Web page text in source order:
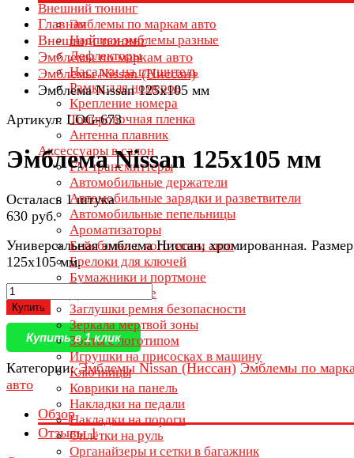
Внешний тюнинг
Эмблемы по маркам авто
Надписи эмблемы разные
Дефлекторы
Насадки на глушитель
Рамки для номеров
Крепление номера
Тонировочная пленка
Антенна плавник
Аксессуары в салон
FM трансмиттеры
Автомобильные держатели
Автомобильные зарядки и разветвители
Автомобильные пепельницы
Ароматизаторы
Бейсболки с логотипом авто
Брелоки для ключей
Бумажники и портмоне
Дети в машине
Заглушки ремня безопасности
Зеркала мертвой зоны
Зонты с логотипом
Игрушки на присосках в машину
Ключницы
Коврики на панель
Накладки на педали
Накладки на пороги
Оплётки на руль
Органайзеры и сетки в багажник
Главная
Внешний тюнинг
Эмблемы по маркам авто
Эмблемы Nissan (Ниссан)
Эмблема Nissan 125х105 мм
Артикул: LOG-673
Эмблема Nissan 125х105 мм
Осталась 1 штука
630 руб.
Универсальная эмблема Ниссан, хромированная. Размер
125х105 мм.
Купить
Купить в 1 клик
Категории:Эмблемы Nissan (Ниссан) Эмблемы по
авто
Обзор
Отзывы1